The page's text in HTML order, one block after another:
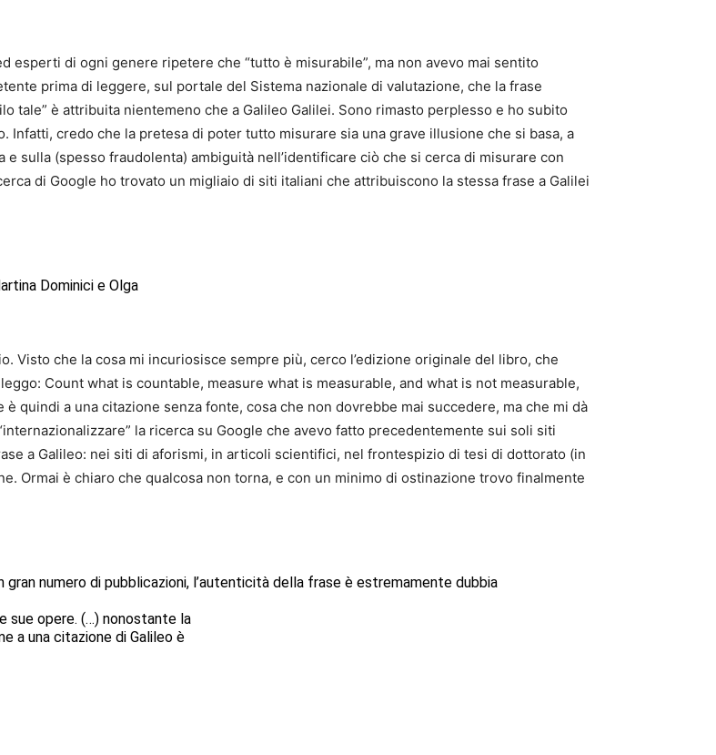
di ogni genere ripetere che “tutto è misurabile”, ma non avevo mai sentito
prima di leggere, sul portale del Sistema nazionale di valutazione, che la frase
tale” è attribuita nientemeno che a Galileo Galilei. Sono rimasto perplesso e ho subito
Infatti, credo che la pretesa di poter tutto misurare sia una grave illusione che si basa, a
sulla (spesso fraudolenta) ambiguità nell’identificare ciò che si cerca di misurare con
di Google ho trovato un migliaio di siti italiani che attribuiscono la stessa frase a Galilei
Dominici e Olga
Visto che la cosa mi incuriosisce sempre più, cerco l’edizione originale del libro, che
Count what is countable, measure what is measurable, and what is not measurable,
quindi a una citazione senza fonte, cosa che non dovrebbe mai succedere, ma che mi dà
la ricerca su Google che avevo fatto precedentemente sui soli siti
a Galileo: nei siti di aforismi, in articoli scientifici, nel frontespizio di tesi di dottorato (in
Ormai è chiaro che qualcosa non torna, e con un minimo di ostinazione trovo finalmente
numero di pubblicazioni, l’autenticità della frase è estremamente dubbia
sue opere. (…) nonostante la
a una citazione di Galileo è